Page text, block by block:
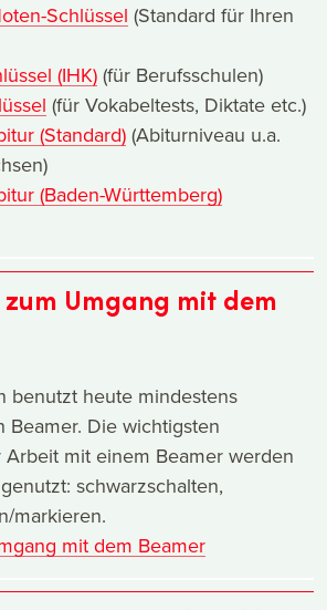
Schlüssel (Standard für Ihren
(IHK) (für Berufsschulen)
(für Vokabeltests, Diktate etc.)
(Standard) (Abiturniveau u.a.
(Baden-Württemberg)
Umgang mit dem
benutzt heute mindestens
Beamer. Die wichtigsten
mit einem Beamer werden
schwarzschalten,
markieren.
mit dem Beamer